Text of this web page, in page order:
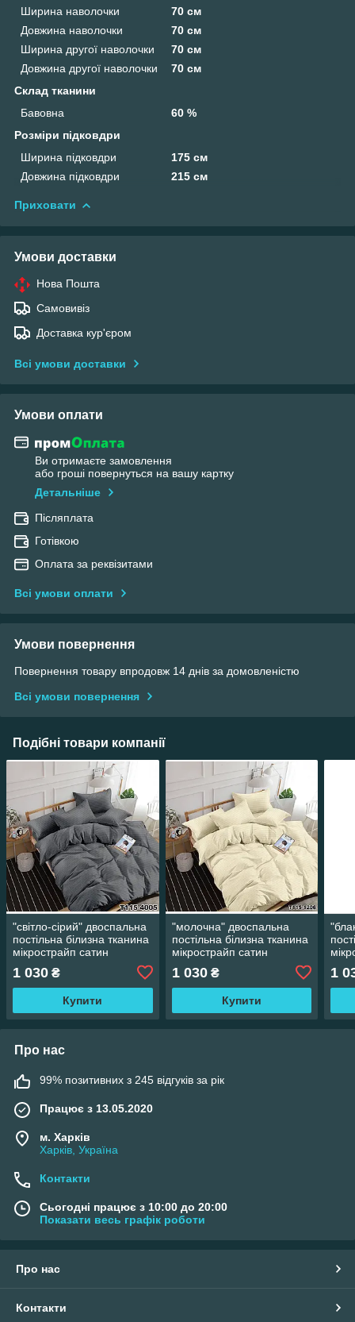
Ширина наволочки
70 см
Довжина наволочки
70 см
Ширина другої наволочки
70 см
Довжина другої наволочки
70 см
Склад тканини
Бавовна
60 %
Розміри підковдри
Ширина підковдри
175 см
Довжина підковдри
215 см
Приховати
Умови доставки
Нова Пошта
Самовивіз
Доставка кур'єром
Всі умови доставки
Умови оплати
Ви отримаєте замовлення
або гроші повернуться на вашу картку
Детальніше
Післяплата
Готівкою
Оплата за реквізитами
Всі умови оплати
Умови повернення
Повернення товару впродовж 14 днів за домовленістю
Всі умови повернення
Подібні товари компанії
"світло-сірий" двоспальна
постільна білизна тканина
мікрострайп сатин
1 030 ₴
Купити
"молочна" двоспальна
постільна білизна тканина
мікрострайп сатин
1 030₴
Купити
1
Про нас
99% позитивних з 245 відгуків за рік
Працює з 13.05.2020
м. Харків
Харків, Україна
Контакти
Сьогодні працює з 10:00 до 20:00
Показати весь графік роботи
Про нас
Контакти